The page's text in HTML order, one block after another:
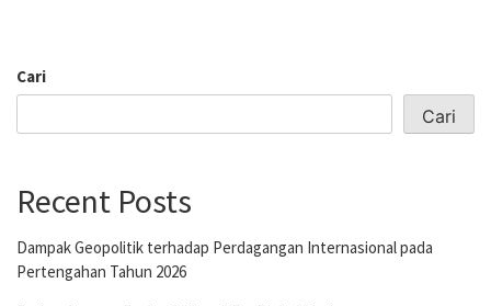
Cari
Cari
Recent Posts
Dampak Geopolitik terhadap Perdagangan Internasional pada
Pertengahan Tahun 2026